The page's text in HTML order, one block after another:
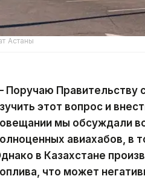
Астаны
Поручаю Правительству
этот вопрос и
мы обсуждали
авиахабов, в
в Казахстане
что может